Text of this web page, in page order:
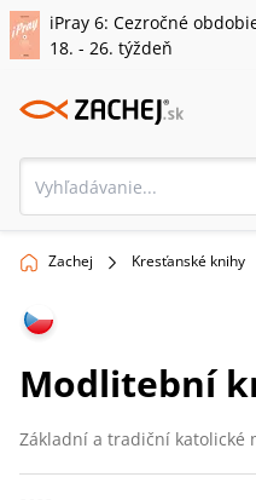
iPray 6: Cezročné
18. - 26. týždeň
Zachej Kresťanské knihy
Modlitební
Základní a tradiční katolické